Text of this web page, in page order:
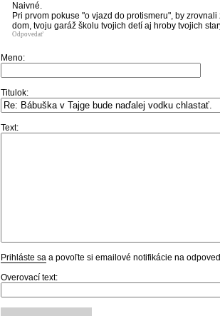
Naivné.
Pri prvom pokuse "o vjazd do protismeru", by
dom, tvoju garáž školu tvojich detí aj hroby tvojich
Odpovedať
Meno:
Titulok:
Text:
Prihláste sa a povoľte si emailové notifikácie na
Overovací text: